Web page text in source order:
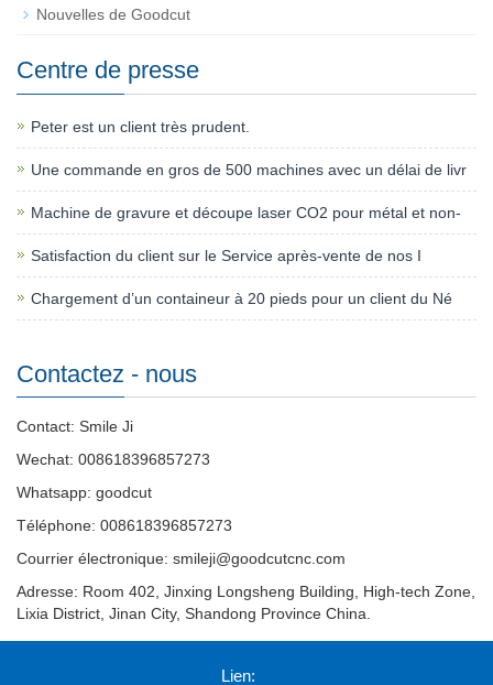
Nouvelles de Goodcut
Centre de presse
Peter est un client très prudent.
Une commande en gros de 500 machines avec un délai de livr
Machine de gravure et découpe laser CO2 pour métal et non-
Satisfaction du client sur le Service après-vente de nos I
Chargement d’un containeur à 20 pieds pour un client du Né
Contactez - nous
Contact: Smile Ji
Wechat: 008618396857273
Whatsapp: goodcut
Téléphone: 008618396857273
Courrier électronique: smileji@goodcutcnc.com
Adresse: Room 402, Jinxing Longsheng Building, High-tech Zone,
Lixia District, Jinan City, Shandong Province China.
Lien: